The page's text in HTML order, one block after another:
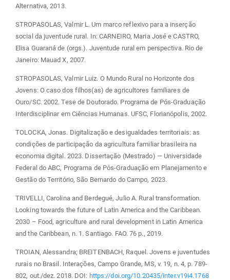
Alternativa, 2013.
STROPASOLAS, Valmir L. Um marco reflexivo para a inserção
social da juventude rural. In: CARNEIRO, Maria José e CASTRO,
Elisa Guaraná de (orgs.). Juventude rural em perspectiva. Rio de
Janeiro: Mauad X, 2007.
STROPASOLAS, Valmir Luiz. O Mundo Rural no Horizonte dos
Jovens: O caso dos filhos(as) de agricultores familiares de
Ouro/SC. 2002. Tese de Doutorado. Programa de Pós-Graduação
Interdisciplinar em Ciências Humanas. UFSC, Florianópolis, 2002.
TOLOCKA, Jonas. Digitalização e desigualdades territoriais: as
condições de participação da agricultura familiar brasileira na
economia digital. 2023. Dissertação (Mestrado) — Universidade
Federal do ABC, Programa de Pós-Graduação em Planejamento e
Gestão do Território, São Bernardo do Campo, 2023.
TRIVELLI, Carolina and Berdegué, Julio A. Rural transformation.
Looking towards the future of Latin America and the Caribbean.
2030 – Food, agriculture and rural development in Latin America
and the Caribbean, n. 1. Santiago. FAO. 76 p., 2019.
TROIAN, Alessandra; BREITENBACH, Raquel. Jovens e juventudes
rurais no Brasil. Interações, Campo Grande, MS, v. 19, n. 4, p. 789-
802, out./dez. 2018. DOI: https://doi.org/10.20435/inter.v19i4.1768